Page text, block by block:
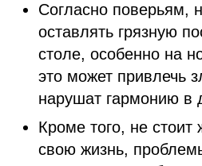
Согласно поверьям,
оставлять грязную
столе, особенно на
это может привлечь
нарушат гармонию в
Кроме того, не стоит
свою жизнь,